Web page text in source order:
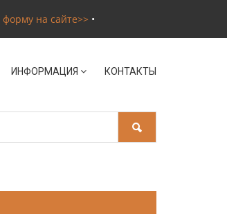
форму на сайте>> •
ИНФОРМАЦИЯ КОНТАКТЫ